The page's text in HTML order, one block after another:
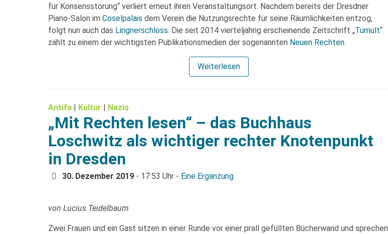
für Konsensstörung“ verliert erneut ihren Veranstaltungsort. Nachdem bereits der Dresdner
Piano-Salon im Coselpalais dem Verein die Nutzungsrechte für seine Räumlichkeiten entzog,
folgt nun auch das Lingnerschloss. Die seit 2014 vierteljährig erscheinende Zeitschrift „Tumult“
zählt zu einem der wichtigsten Publikationsmedien der sogenannten Neuen Rechten.
Weiterlesen
Antifa Kultur Nazis
„Mit Rechten lesen“ – das Buchhaus
Loschwitz als wichtiger rechter Knotenpunkt
in Dresden
30. Dezember 2019 - 17:53 Uhr - Eine Ergänzung
von Lucius Teidelbaum
Zwei Frauen und ein Gast sitzen in einer Runde vor einer prall gefüllten Bücherwand und sprechen